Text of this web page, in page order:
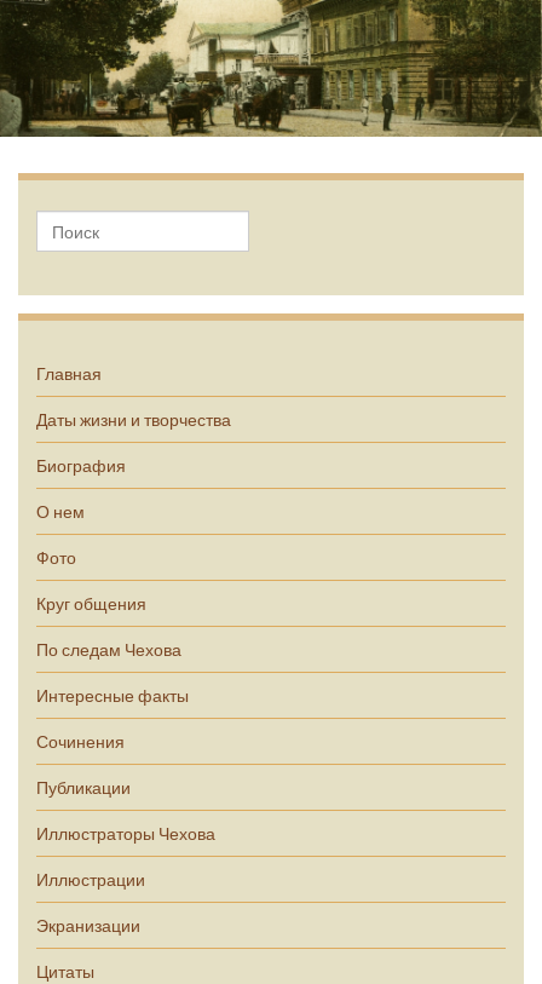
Главная
Даты жизни и творчества
Биография
О нем
Фото
Круг общения
По следам Чехова
Интересные факты
Сочинения
Публикации
Иллюстраторы Чехова
Иллюстрации
Экранизации
Цитаты